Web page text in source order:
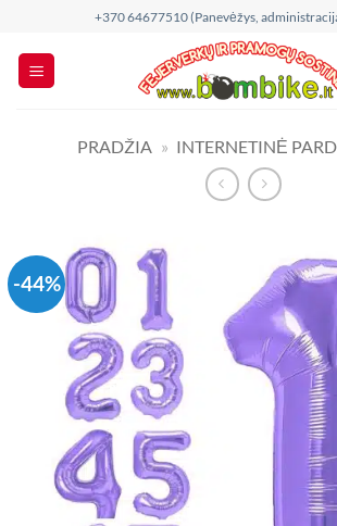
content
+370 64677510 (Panevėžys,
PRADŽIA » INTERNETINĖ
-44%